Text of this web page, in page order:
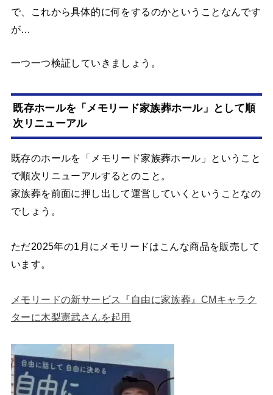
で、これから具体的に何をするのかということなんです
が…
一つ一つ検証していきましょう。
既存ホールを「メモリード家族葬ホール」として順
次リニューアル
既存のホールを「メモリード家族葬ホール」ということ
で順次リニューアルするとのこと。
家族葬を前面に押し出して運営していくということなの
でしょう。
ただ2025年の1月にメモリードはこんな商品を販売して
います。
メモリードの新サービス『自由に家族葬』CMキャラク
ターに木梨憲武さんを起用